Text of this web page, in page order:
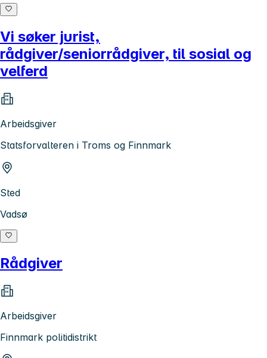
Vi søker jurist,
rådgiver/seniorrådgiver, til sosial og
velferd
Arbeidsgiver
Statsforvalteren i Troms og Finnmark
Sted
Vadsø
Rådgiver
Arbeidsgiver
Finnmark politidistrikt